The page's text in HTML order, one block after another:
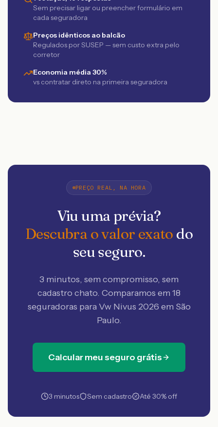
Sem precisar ligar ou preencher formulário em
cada seguradora
Preços idênticos ao balcão
Regulados por SUSEP — sem custo extra pelo
corretor
Economia média 30%
vs contratar direto na primeira seguradora
PREÇO REAL, NA HORA
Viu uma prévia?
Descubra o valor exato do
seu seguro.
3 minutos, sem compromisso, sem
cadastro chato. Comparamos em 18
seguradoras para Vw Nivus 2026 em São
Paulo.
Calcular meu seguro grátis
3 minutos Sem cadastro Até 30% off